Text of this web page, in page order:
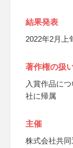
結果発表
2022年2月上
著作権の扱
入賞作品に
社に帰属
主催
株式会社共同